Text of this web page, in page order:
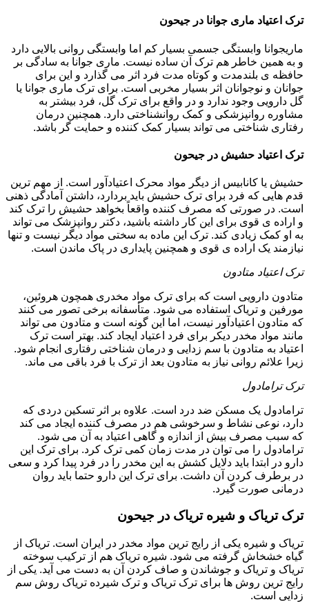
ترک اعتیاد ماری جوانا در جیحون
ماریجوانا وابستگی جسمی بسیار کم اما وابستگی روانی بالایی دارد
و به همین خاطر هم ترک آن ساده نیست. ماری جوانا به سادگی بر
حافظه ی بلندمدت و کوتاه مدت فرد اثر می گذارد و این برای
جوانان و نوجوانان اثر بسیار مخربی است. برای ترک ماری جوانا یا
گل دارویی وجود ندارد و در واقع برای ترک گل، فرد بیشتر به
مشاوره روانپزشکی و کمک روانشناختی دارد. همچنین درمان
رفتاری شناختی می تواند بسیار کمک کننده و حمایت گر باشد.
ترک اعتیاد حشیش در جیحون
حشیش یا کانابیس از دیگر مواد محرک اعتیادآور است. از مهم ترین
قدم هایی که فرد برای ترک حشیش باید بردارد، داشتن آمادگی ذهنی
است. در صورتی که مصرف کننده واقعاً بخواهد حشیش را ترک کند
و اراده ی قوی برای این کار داشته باشید، دکتر روانپزشک می تواند
به او کمک زیادی کند. ترک این ماده به سختی مواد دیگر نیست و تنها
نیازمند یک اراده ی قوی و همچنین پایداری در پاک ماندن است.
ترک اعتیاد متادون
متادون دارویی است که برای ترک مواد مخدری همچون هروئین،
مورفین و تریاک استفاده می شود. متأسفانه برخی تصور می کنند
که متادون اعتیادآور نیست، اما این گونه است و متادون می تواند
مانند مواد مخدر دیکر برای فرد اعتیاد ایجاد کند. بهتر است ترک
اعتیاد به متادون با سم زدایی و درمان شناختی رفتاری انجام شود.
زیرا علائم روانی نیاز به متادون بعد از ترک با فرد باقی می ماند.
ترک ترامادول
ترامادول یک مسکن ضد درد است. علاوه بر اثر تسکین دردی که
دارد، نوعی نشاط و سرخوشی هم در مصرف کننده ایجاد می کند
که سبب مصرف بیش از اندازه و گاهی اعتیاد به آن می شود.
ترامادول را می توان در مدت زمان کمی ترک کرد. برای ترک این
دارو در ابتدا باید دلایل کشش به این مخدر را در فرد پیدا کرد و سعی
در برطرف کردن آن داشت. برای ترک این دارو حتما باید روان
درمانی صورت گیرد.
ترک تریاک و شیره تریاک در جیحون
تریاک و شیره یکی از رایج ترین مواد مخدر در ایران است. تریاک از
گیاه خشخاش گرفته می شود. شیره تریاک هم از ترکیب سوخته
تریاک و تریاک و جوشاندن و صاف کردن آن به دست می آید. یکی از
رایج ترین روش ها برای ترک تریاک و ترک شیرده تریاک روش سم
زدایی است.